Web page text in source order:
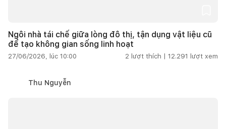
Ngôi nhà tái chế giữa lòng đô thị, tận dụng vật liệu cũ
để tạo không gian sống linh hoạt
27/06/2026, lúc 10:00 2 lượt thích | 12.291 lượt xem
Thu Nguyễn